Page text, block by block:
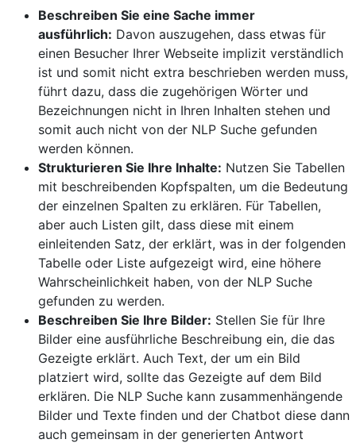
Beschreiben Sie eine Sache immer
ausführlich: Davon auszugehen, dass etwas für
einen Besucher Ihrer Webseite implizit verständlich
ist und somit nicht extra beschrieben werden muss,
führt dazu, dass die zugehörigen Wörter und
Bezeichnungen nicht in Ihren Inhalten stehen und
somit auch nicht von der NLP Suche gefunden
werden können.
Strukturieren Sie Ihre Inhalte: Nutzen Sie Tabellen
mit beschreibenden Kopfspalten, um die Bedeutung
der einzelnen Spalten zu erklären. Für Tabellen,
aber auch Listen gilt, dass diese mit einem
einleitenden Satz, der erklärt, was in der folgenden
Tabelle oder Liste aufgezeigt wird, eine höhere
Wahrscheinlichkeit haben, von der NLP Suche
gefunden zu werden.
Beschreiben Sie Ihre Bilder: Stellen Sie für Ihre
Bilder eine ausführliche Beschreibung ein, die das
Gezeigte erklärt. Auch Text, der um ein Bild
platziert wird, sollte das Gezeigte auf dem Bild
erklären. Die NLP Suche kann zusammenhängende
Bilder und Texte finden und der Chatbot diese dann
auch gemeinsam in der generierten Antwort